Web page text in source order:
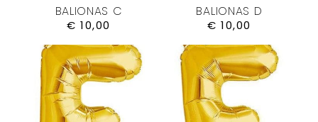
BALIONAS C
€ 10,00
BALIONAS D
€ 10,00